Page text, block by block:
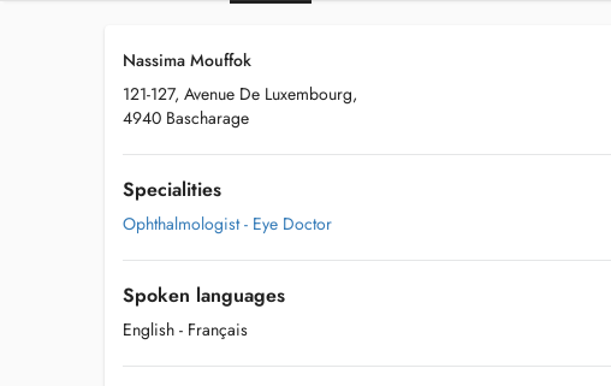
Nassima Mouffok
121-127, Avenue De Luxembourg,
4940 Bascharage
Specialities
Ophthalmologist - Eye Doctor
Spoken languages
English - Français